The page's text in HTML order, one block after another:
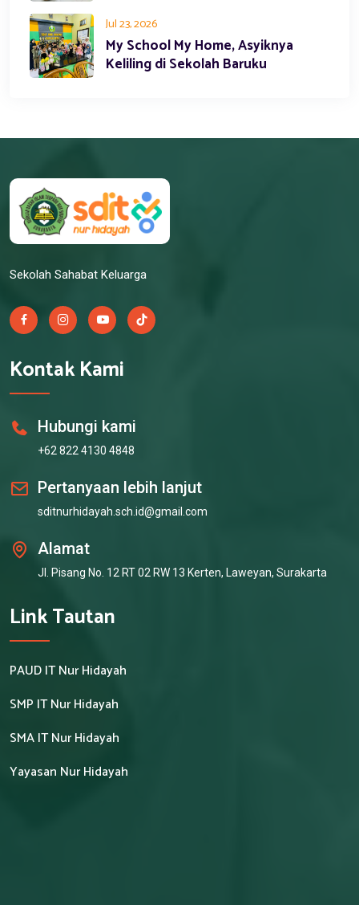
Jul 23, 2026
My School My Home, Asyiknya
Keliling di Sekolah Baruku
Sekolah Sahabat Keluarga
Kontak Kami
Hubungi kami
+62 822 4130 4848
Pertanyaan lebih lanjut
sditnurhidayah.sch.id@gmail.com
Alamat
Jl. Pisang No. 12 RT 02 RW 13 Kerten, Laweyan, Surakarta
Link Tautan
PAUD IT Nur Hidayah
SMP IT Nur Hidayah
SMA IT Nur Hidayah
Yayasan Nur Hidayah